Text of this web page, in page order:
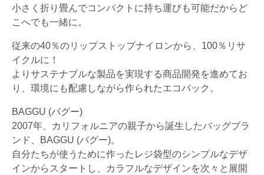
小さく折り畳んでコンパクトに持ち運びも可能だからど
こへでも一緒に。
従来の40％のリップストップナイロンから、100％リサ
イクルに！
よりサステナブルな製品を実現する商品開発を進めてお
り、環境にも配慮しながら作られたエコバック。
BAGGU (バグー)
2007年、カリフォルニアの親子から誕生したバッグブラ
ンド、BAGGU (バグー)。
自分たちが使うために作ったレジ袋型のシンプルなデザ
インからスタートし、カラフルなデザインを次々と展開